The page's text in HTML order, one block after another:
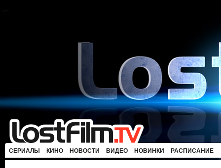
СЕРИАЛЫ КИНО НОВОСТИ ВИДЕО НОВИНКИ РАСПИСАНИЕ